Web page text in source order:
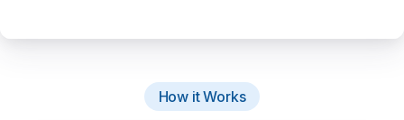
How it Works